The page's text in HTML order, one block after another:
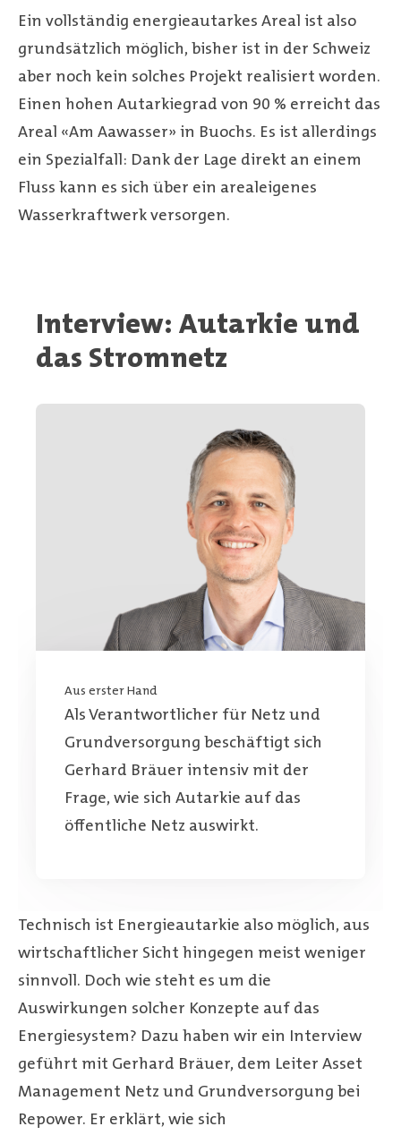
Ein vollständig energieautarkes Areal ist also
grundsätzlich möglich, bisher ist in der Schweiz
aber noch kein solches Projekt realisiert worden.
Einen hohen Autarkiegrad von 90 % erreicht das
Areal «Am Aawasser» in Buochs. Es ist allerdings
ein Spezialfall: Dank der Lage direkt an einem
Fluss kann es sich über ein arealeigenes
Wasserkraftwerk versorgen.
Interview: Autarkie und
das Stromnetz
Aus erster Hand
Als Verantwortlicher für Netz und
Grundversorgung beschäftigt sich
Gerhard Bräuer intensiv mit der
Frage, wie sich Autarkie auf das
öffentliche Netz auswirkt.
Technisch ist Energieautarkie also möglich, aus
wirtschaftlicher Sicht hingegen meist weniger
sinnvoll. Doch wie steht es um die
Auswirkungen solcher Konzepte auf das
Energiesystem? Dazu haben wir ein Interview
geführt mit Gerhard Bräuer, dem Leiter Asset
Management Netz und Grundversorgung bei
Repower. Er erklärt, wie sich